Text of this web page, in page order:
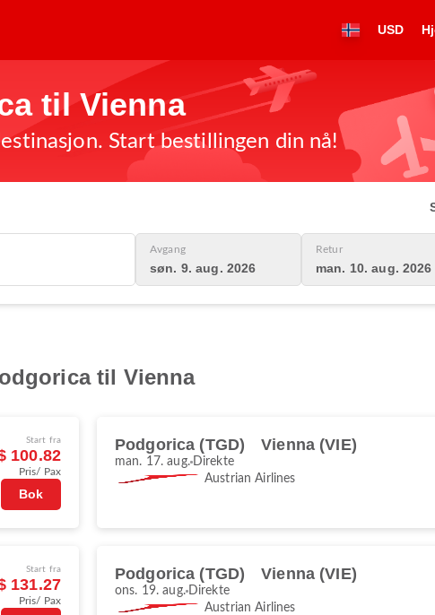
USD
til Vienna
Start bestillingen din nå!
Avgang
søn. 9. aug. 2026
Retur
man. 10. aug. 2026
til Vienna
Start fra
100.82
Pris/ Pax
Bok
Podgorica (TGD) Vienna (VIE)
man. 17. aug. Direkte
Austrian Airlines
Start fra
131.27
Pris/ Pax
Podgorica (TGD) Vienna (VIE)
ons. 19. aug. Direkte
Austrian Airlines